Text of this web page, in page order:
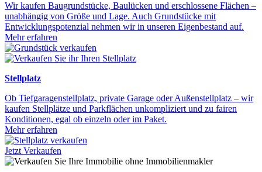
Wir kaufen Baugrundstücke, Baulücken und erschlossene Flächen –
unabhängig von Größe und Lage. Auch Grundstücke mit
Entwicklungspotenzial nehmen wir in unseren Eigenbestand auf.
Mehr erfahren
Stellplatz
Ob Tiefgaragenstellplatz, private Garage oder Außenstellplatz – wir
kaufen Stellplätze und Parkflächen unkompliziert und zu fairen
Konditionen, egal ob einzeln oder im Paket.
Mehr erfahren
Jetzt Verkaufen